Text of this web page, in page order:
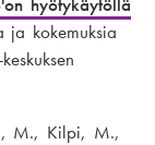
hyötykäytöllä
ja kokemuksia
M., Kilpi, M.,